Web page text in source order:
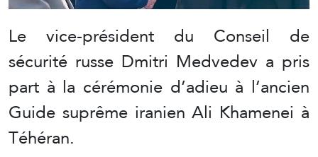
Le vice-président du Conseil de
sécurité russe Dmitri Medvedev a pris
part à la cérémonie d’adieu à l’ancien
Guide suprême iranien Ali Khamenei à
Téhéran.